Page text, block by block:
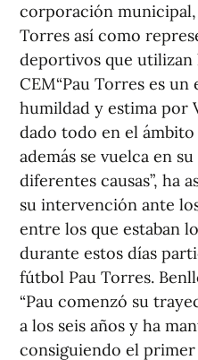
corporación municipal,
Torres así como
deportivos que utilizan
CEM“Pau Torres es
humildad y estima por
dado todo en el
además se vuelca en
diferentes causas”, ha
su intervención ante
entre los que estaban
durante estos días
fútbol Pau Torres.
“Pau comenzó su
a los seis años y ha
consiguiendo el